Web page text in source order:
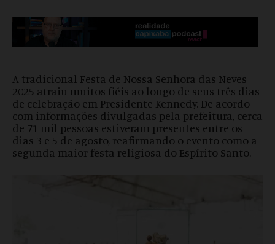
A tradicional Festa de Nossa Senhora das Neves
2025 atraiu muitos fiéis ao longo de seus três dias
de celebração em Presidente Kennedy. De acordo
com informações divulgadas pela prefeitura, cerca
de 71 mil pessoas estiveram presentes entre os
dias 3 e 5 de agosto, reafirmando o evento como a
segunda maior festa religiosa do Espírito Santo.